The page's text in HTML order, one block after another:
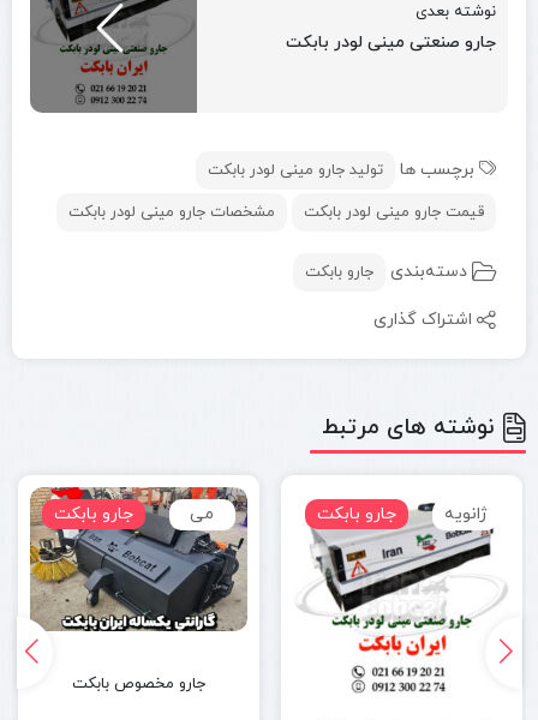
نوشته بعدی
جارو صنعتی مینی لودر بابکت
برچسب ها
تولید جارو مینی لودر بابکت
قیمت جارو مینی لودر بابکت
مشخصات جارو مینی لودر بابکت
دسته‌بندی جارو بابکت
اشتراک گذاری
نوشته های مرتبط
جارو بابکت ژانویه جارو بابکت می
جارو مخصوص بابکت